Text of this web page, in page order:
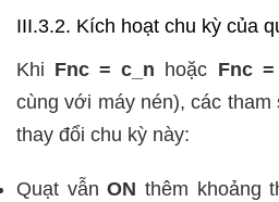
III.3.2. Kích hoạt chu kỳ của
Khi Fnc = c_n hoặc Fnc =
cùng với máy nén), các tham
thay đổi chu kỳ này:
Quạt vẫnON thêm khoảng